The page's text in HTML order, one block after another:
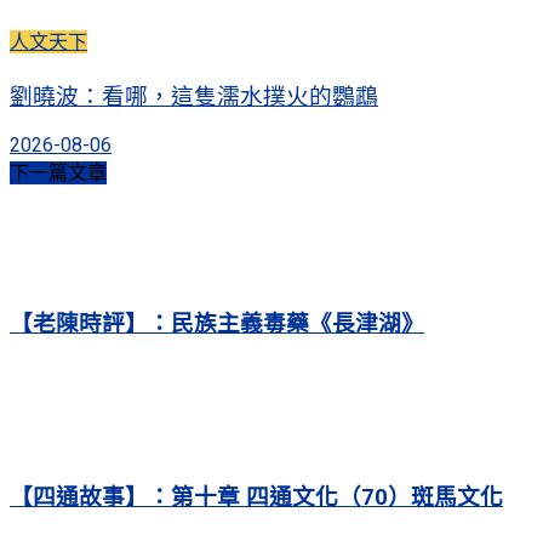
人文天下
劉曉波：看哪，這隻濡水撲火的鸚鵡
2026-08-06
下一篇文章
【老陳時評】：民族主義毒藥《長津湖》
【四通故事】：第十章 四通文化（70）斑馬文化